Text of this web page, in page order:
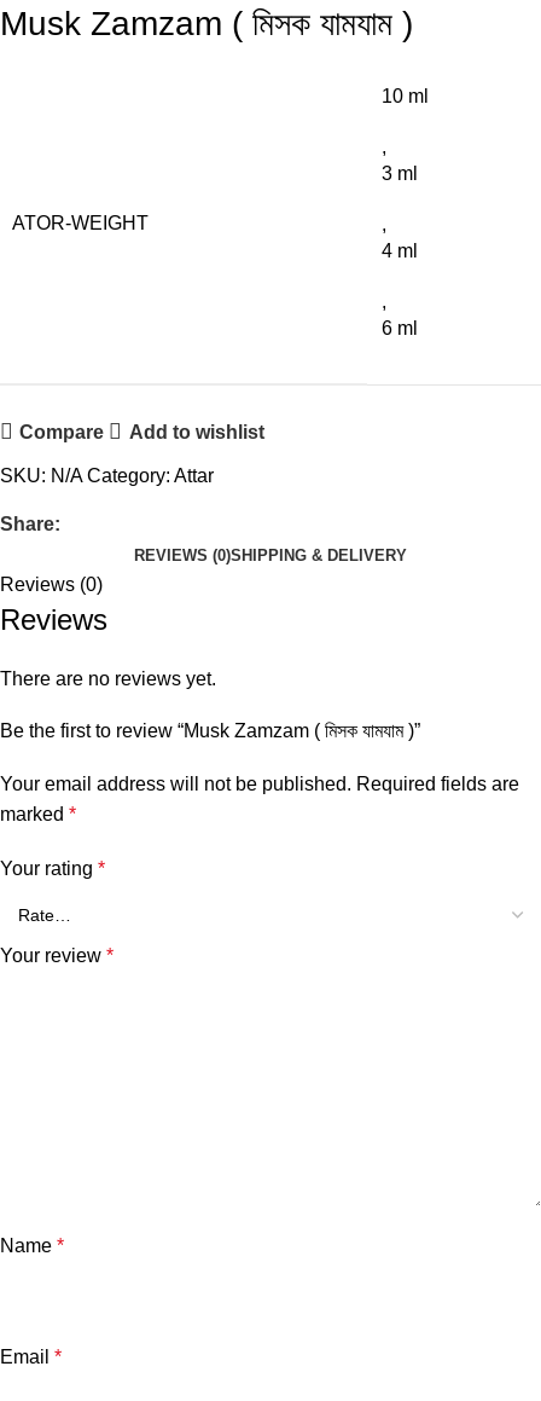
Musk Zamzam ( মিসক যামযাম )
ATOR-WEIGHT
10 ml
,
3 ml
,
4 ml
,
6 ml
Compare Add to wishlist
SKU: N/ACategory: Attar
Share:
REVIEWS (0)SHIPPING & DELIVERY
Reviews (0)
Reviews
There are no reviews yet.
Be the first to review “Musk Zamzam ( মিসক যামযাম )”
Your email address will not be published. Required fields are
marked *
Your rating *
Your review *
Name *
Email *